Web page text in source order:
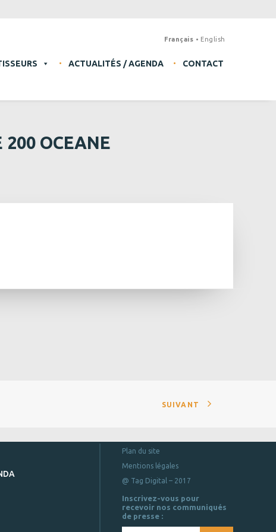
ACTUALITÉS / AGENDA CONTACT
Français English
200 OCEANE
SUIVANT
Plan du site
Mentions légales
@ Tag Digital – 2017
Inscrivez-vous pour
recevoir nos communiqués
de presse :